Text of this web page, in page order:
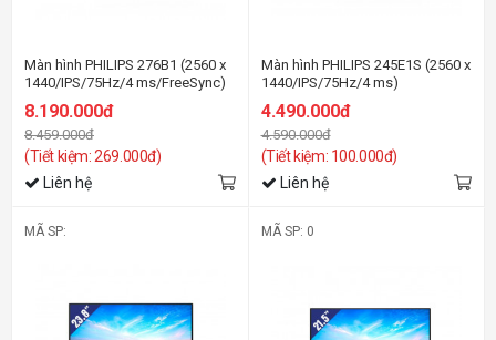
Màn hình PHILIPS 276B1 (2560 x
1440/IPS/75Hz/4 ms/FreeSync)
8.190.000đ
8.459.000đ
(Tiết kiệm: 269.000đ)
Liên hệ
Màn hình PHILIPS 245E1S (2560 x
1440/IPS/75Hz/4 ms)
4.490.000đ
4.590.000đ
(Tiết kiệm: 100.000đ)
Liên hệ
MÃ SP: MÃ SP: 0